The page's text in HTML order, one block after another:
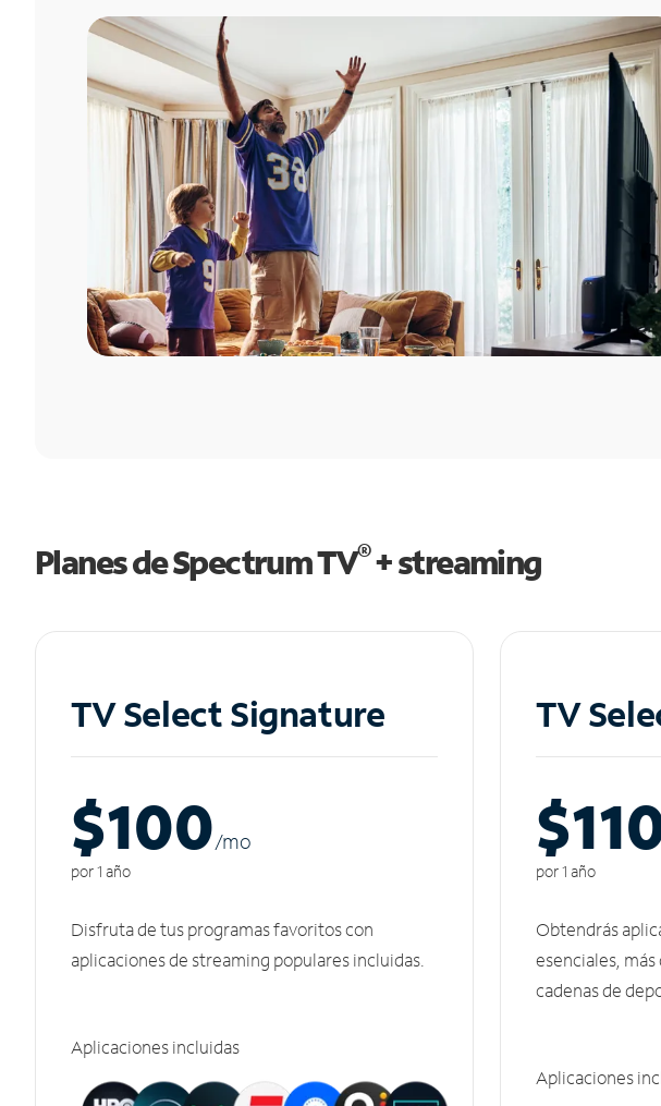
Planes de Spectrum TV®+ streaming
TV Select Signature
$100/mo
por 1 año
Disfruta de tus programas favoritos con
aplicaciones de streaming populares incluidas.
Aplicaciones incluidas
TV
por 1 año
Obtendrás
esenciales, más
cadenas de
Aplicaciones